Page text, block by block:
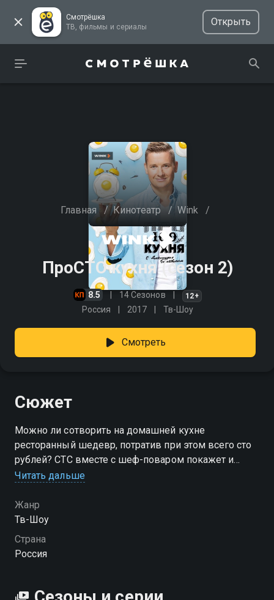
Смотрёшка
ТВ, фильмы и сериалы
Открыть
Главная / Кинотеатр / Wink /
ПроСТО кухня (сезон 2)
8.5 14 Сезонов 12+
Россия 2017 Тв-Шоу
Смотреть
Сюжет
Можно ли сотворить на домашней кухне
ресторанный шедевр, потратив при этом всего сто
рублей? СТС вместе с шеф-поваром покажет и
докажет, что такое возможно. Телеканал запускает
нового проекта стал Александр Белькович, шеф-
повар, владелец нескольких ресторанов, автор
кулинарных книг и победитель международных
конкурсов, известный зрителям СТС по проекту
ресторанного уровня за пять минут, экономить в
Читать дальше
Жанр
Тв-Шоу
Страна
Россия